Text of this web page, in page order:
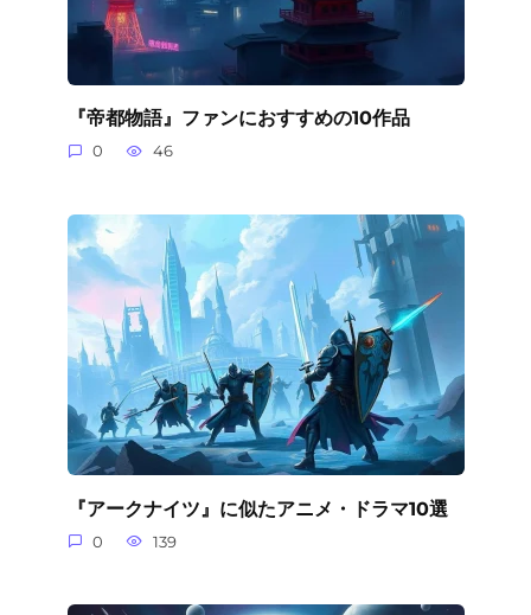
『帝都物語』ファンにおすすめの10作品
0 46
『アークナイツ』に似たアニメ・ドラマ10選
0 139